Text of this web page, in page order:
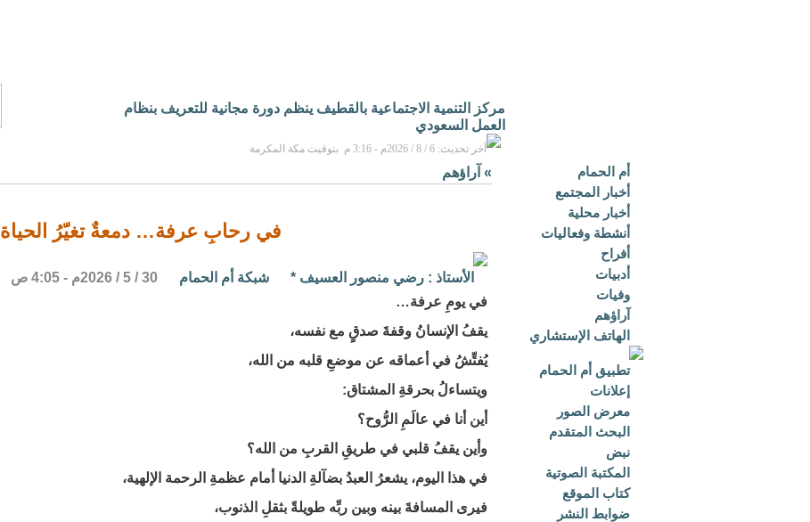
مركز التنمية الاجتماعية بالقطيف ينظم دورة مجانية للتعريف بنظام
العمل السعودي
آخر تحديث: 6 / 8 / 2026م - 3:16 م بتوقيت مكة المكرمة
أم الحمام
أخبار المجتمع
أخبار محلية
أنشطة وفعاليات
أفراح
أدبيات
وفيات
آراؤهم
الهاتف الإستشاري
تطبيق أم الحمام
إعلانات
معرض الصور
البحث المتقدم
نبض
المكتبة الصوتية
كتاب الموقع
ضوابط النشر
» آراؤهم
في رحابِ عرفة… دمعةٌ تغيّرُ الحياة
الأستاذ : رضي منصور العسيف * شبكة أم الحمام
30 / 5 / 2026م - 4:05 ص
في يومِ عرفة…
يقفُ الإنسانُ وقفةَ صدقٍ مع نفسه،
يُفتِّشُ في أعماقه عن موضعِ قلبه من الله،
ويتساءلُ بحرقةِ المشتاق:
أين أنا في عالَمِ الرُّوح؟
وأين يقفُ قلبي في طريقِ القربِ من الله؟
في هذا اليوم، يشعرُ العبدُ بضآلةِ الدنيا أمام عظمةِ الرحمة الإلهية،
فيرى المسافةَ بينه وبين ربِّه طويلةً بثقلِ الذنوب،